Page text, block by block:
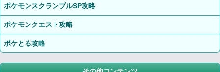
ポケモンスクランブルSP攻略
ポケモンクエスト攻略
ポケとる攻略